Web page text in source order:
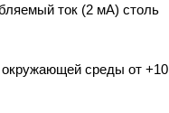
ток (2 мА) столь
окружающей среды от +10